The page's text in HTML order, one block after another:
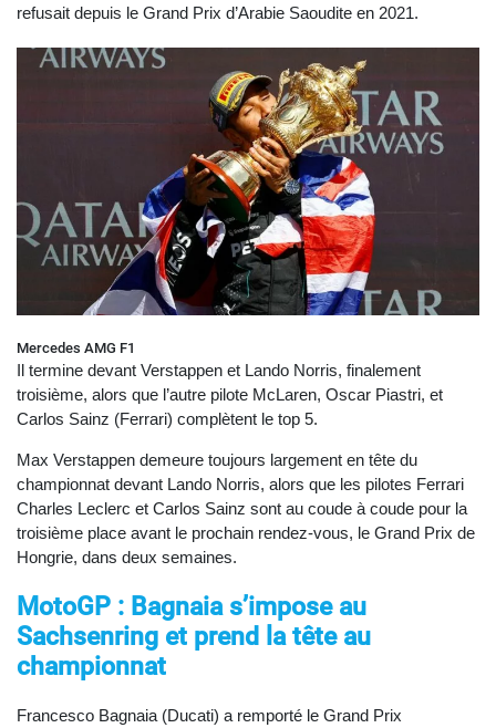
refusait depuis le Grand Prix d’Arabie Saoudite en 2021.
Mercedes AMG F1
Il termine devant Verstappen et Lando Norris, finalement
troisième, alors que l’autre pilote McLaren, Oscar Piastri, et
Carlos Sainz (Ferrari) complètent le top 5.
Max Verstappen demeure toujours largement en tête du
championnat devant Lando Norris, alors que les pilotes Ferrari
Charles Leclerc et Carlos Sainz sont au coude à coude pour la
troisième place avant le prochain rendez-vous, le Grand Prix de
Hongrie, dans deux semaines.
MotoGP : Bagnaia s’impose au
Sachsenring et prend la tête au
championnat
Francesco Bagnaia (Ducati) a remporté le Grand Prix